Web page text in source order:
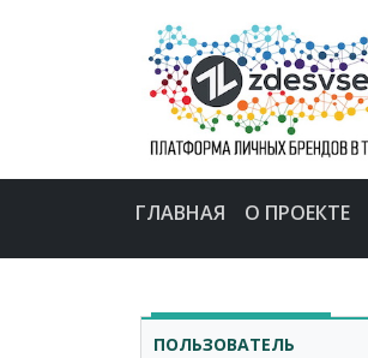
ГЛАВНАЯ О ПРОЕКТЕ
ПОЛЬЗОВАТЕЛЬ